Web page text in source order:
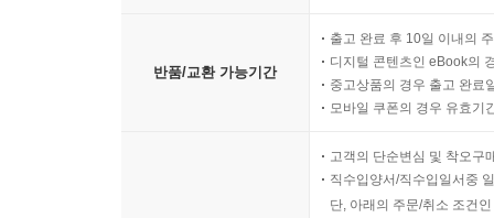
『잉여로서의 생명』의 모든 장이 지금 우리
사건들을 쉽게 떠올릴 수 있을 것이다. “이윤보
구상하기 위해서 오늘날 어떤 방식으로 생명이
마지막 문장에서 썼듯이, “미래는 결코 미리 예단할
반품/교환 가능기간
출고 완료 후 10일 이내의
디지털 콘텐츠인 eBook의
중고상품의 경우 출고 완료
모바일 쿠폰의 경우 유효기
고객의 단순변심 및 착오구
직수입양서/직수입일서중
단, 아래의 주문/취소 조건